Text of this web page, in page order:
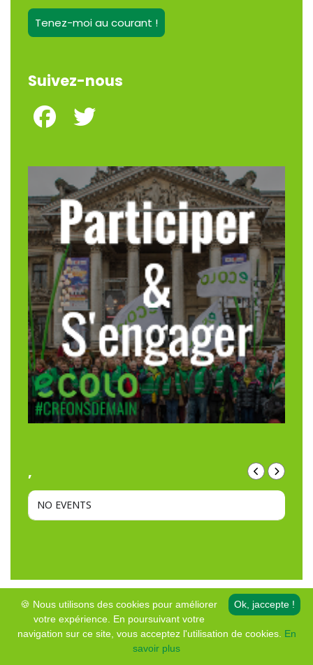
Tenez-moi au courant !
Suivez-nous
,
NO EVENTS
© Copyright • Ecolo – Genappe
Mentions légales et protection de la vie privée
Ok, jaccepte !
🍪 Nous utilisons des cookies pour améliorer
votre expérience. En poursuivant votre
navigation sur ce site, vous acceptez l'utilisation de cookies. En
savoir plus